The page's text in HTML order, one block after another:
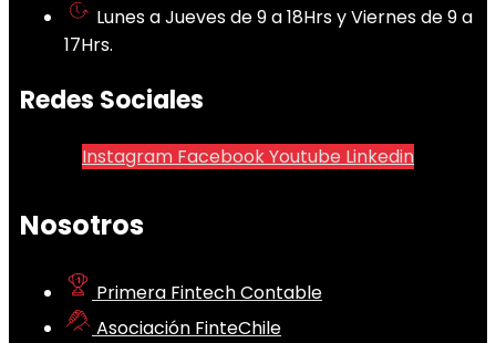
Lunes a Jueves de 9 a 18Hrs y Viernes de 9 a
17Hrs.
Redes Sociales
Instagram FacebookYoutube Linkedin
Nosotros
Primera Fintech Contable
Asociación FinteChile